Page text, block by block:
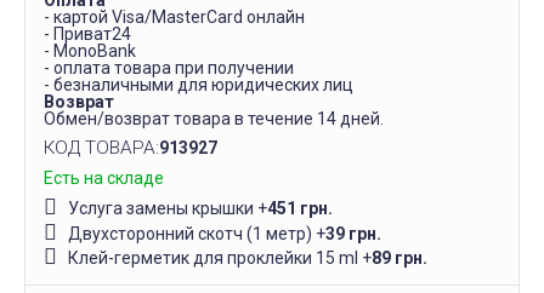
- картой Visa/MasterCard онлайн
- Приват24
- MonoBank
- оплата товара при получении
- безналичными для юридических лиц
Возврат
Обмен/возврат товара в течение 14 дней.
КОД ТОВАРА:913927
Есть на складе
Услуга замены крышки +451 грн.
Двухсторонний скотч (1 метр) +39 грн.
Клей-герметик для проклейки 15 ml +89 грн.